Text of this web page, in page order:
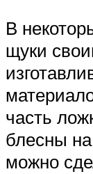
В
щуки
часть
блесны
можно